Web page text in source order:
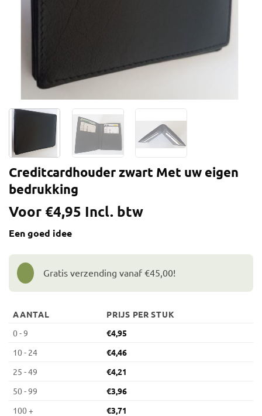
Creditcardhouder zwart Met uw eigen
bedrukking
Voor €4,95 Incl. btw
Een goed idee
Gratis verzending vanaf €45,00!
AANTAL
PRIJS PER STUK
0 - 9
€4,95
10 - 24
€4,46
25 - 49
€4,21
50 - 99
€3,96
100 +
€3,71